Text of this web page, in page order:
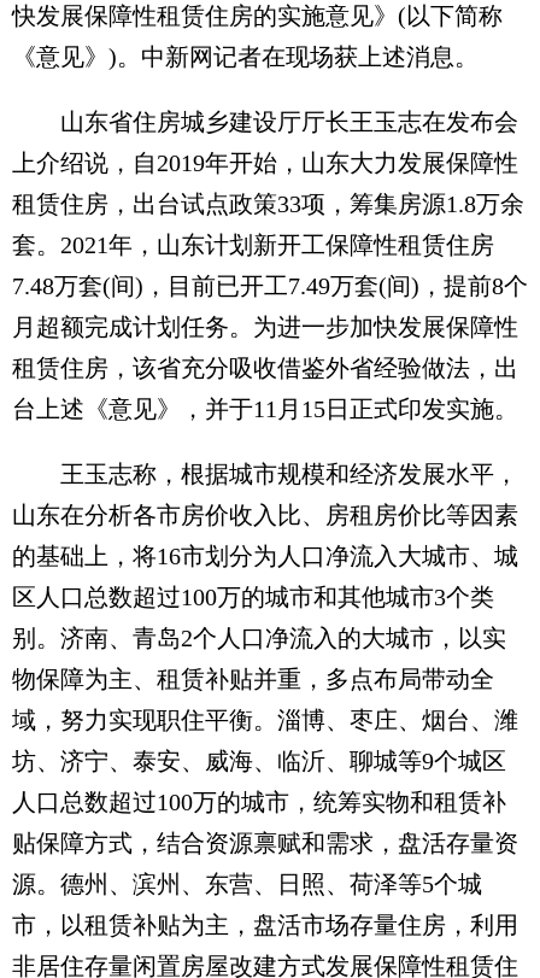
快发展保障性租赁住房的实施意见》(以下简称
《意见》)。中新网记者在现场获上述消息。
山东省住房城乡建设厅厅长王玉志在发布会
上介绍说，自2019年开始，山东大力发展保障性
租赁住房，出台试点政策33项，筹集房源1.8万余
套。2021年，山东计划新开工保障性租赁住房
7.48万套(间)，目前已开工7.49万套(间)，提前8个
月超额完成计划任务。为进一步加快发展保障性
租赁住房，该省充分吸收借鉴外省经验做法，出
台上述《意见》，并于11月15日正式印发实施。
王玉志称，根据城市规模和经济发展水平，
山东在分析各市房价收入比、房租房价比等因素
的基础上，将16市划分为人口净流入大城市、城
区人口总数超过100万的城市和其他城市3个类
别。济南、青岛2个人口净流入的大城市，以实
物保障为主、租赁补贴并重，多点布局带动全
域，努力实现职住平衡。淄博、枣庄、烟台、潍
坊、济宁、泰安、威海、临沂、聊城等9个城区
人口总数超过100万的城市，统筹实物和租赁补
贴保障方式，结合资源禀赋和需求，盘活存量资
源。德州、滨州、东营、日照、荷泽等5个城
市，以租赁补贴为主，盘活市场存量住房，利用
非居住存量闲置房屋改建方式发展保障性租赁住